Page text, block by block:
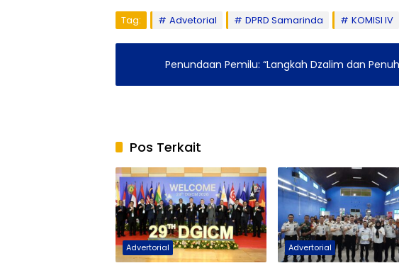
Tag: Advetorial DPRD Samarinda KOMISI IV
Penundaan Pemilu: “Langkah Dzalim dan
Pos Terkait
Advertorial Advertorial